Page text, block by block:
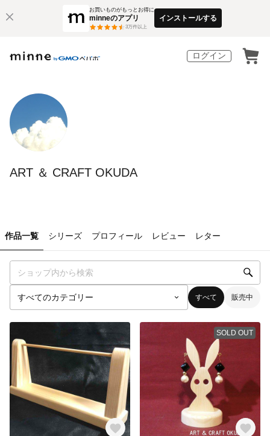
お買いものがもっとお得に
minneのアプリ
3万件以上
インストールする
ログイン
ART ＆ CRAFT OKUDA
作品一覧 シリーズ プロフィール レビュー レター
すべて 販売中
SOLD OUT